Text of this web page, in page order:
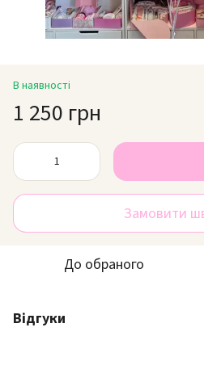
В наявності
1 250 грн
Замовити
До обраного
Відгуки